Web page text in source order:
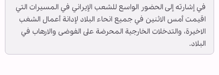
في إشارته إلی الحضور الواسع للشعب الإیراني في المسيرات التي
اقيمت أمس الاثنين في جمیع انحاء البلاد لإدانة أعمال الشغب
الاخيرة، والتدخلات الخارجیة المحرضة على الفوضى والارهاب في
البلاد.